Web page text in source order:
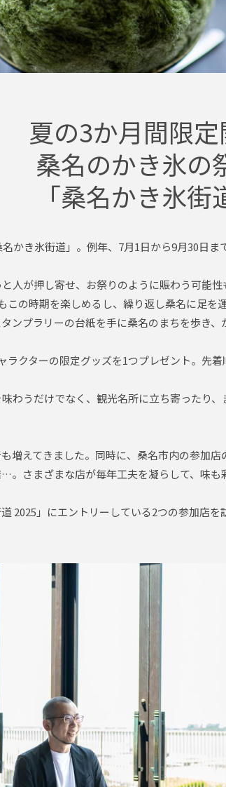
夏の3か月間限
桑名のかき氷の
「桑名かき氷街
かき氷街道」。例年、7月1日から9月30日
人が押し寄せ、お祭りのように賑わう可能
の時期を楽しめるし、繰り返し桑名に足を
ンプラリーの台紙を手に桑名のまちを歩き
クターの限定グッズを1つプレゼント。先
わうだけでなく、観光名所に立ち寄ったり
増えてきました。同時に、桑名市内の参加
さまざまな店が毎年工夫を凝らして、味も
2025」にエントリーしている2つの参加店を